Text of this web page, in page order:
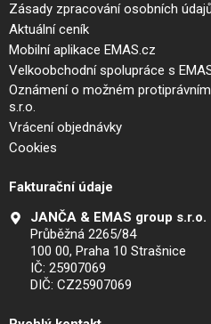
Zásady zpracování osobních
Aktuální ceník
Mobilní aplikace EMAS.cz
Velkoobchodní spolupráce s
Oznámení o možném
s.r.o.
Vrácení objednávky
Cookies
Fakturační údaje
JANČA & EMAS group s.r.o.
Průběžná 2265/84
100 00, Praha 10 Strašnice
IČ: 25907069
DIČ: CZ25907069